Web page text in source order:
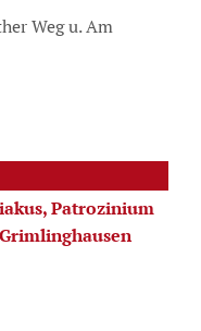
Weg u. Am
Patrozinium